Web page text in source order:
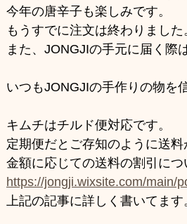
今年の唐辛子も楽しみです。
もうすでに注文は終わりました
また、JONGJIの手元に届く際
いつもJONGJIの手作りの物を
キムチはチルド便対応です。
定期便だとご存知のように送料
金額に応じての送料の割引につ
https://jongji.wixsite.com/main/
上記の記事に詳しく書いてます